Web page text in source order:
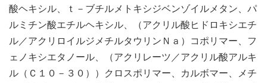
酸ヘキシル、ｔ－ブチルメトキシジベンゾイルメタン、パ
ルミチン酸エチルヘキシル、（アクリル酸ヒドロキシエチ
ル／アクリロイルジメチルタウリンＮａ）コポリマー、フ
ェノキシエタノール、（アクリレーツ／アクリル酸アルキ
ル（Ｃ１０－３０））クロスポリマー、カルボマー、メチ